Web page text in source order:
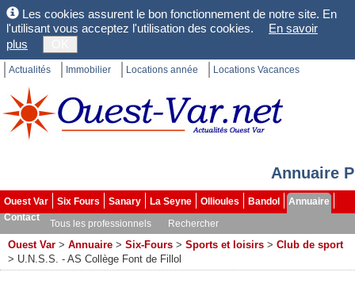
Les cookies assurent le bon fonctionnement de notre site. En
l'utilisant vous acceptez l'utilisation des cookies.
En savoir
plus
Actualités Immobilier Locations année Locations Vacances
Annuaire
Ouest Var Six Fours Sanary La Seyne Ollioules Bandol
Annuaire
Contact
Tous les professionnels Rechercher
Ouest Var > Annuaire > Six-Fours > Sports et loisirs > Club de sport
> U.N.S.S. - AS Collège Font de Fillol